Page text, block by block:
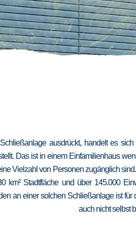
ausdrückt, handelt es
Das ist in einem Einfamilienhaus
Vielzahl von Personen zugänglich
km² Stadtfläche und über 145.000
an einer solchen Schließanlage ist
auch nicht selbst